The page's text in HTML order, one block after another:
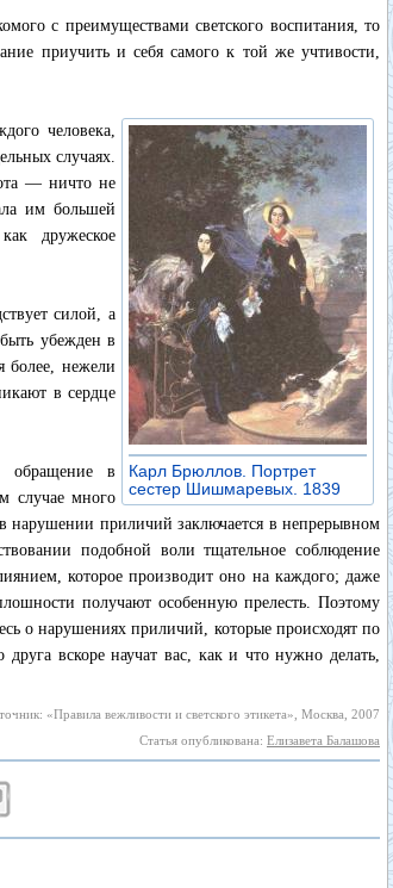
с преимуществами светского воспитания, то
приучить и себя самого к той же учтивости,
Карл Брюллов. Портрет
сестер Шишмаревых. 1839
человека,
случаях.
— ничто не
им большей
дружеское
силой, а
убежден в
более, нежели
в сердце
обращение в
случае много
нарушении приличий заключается в непрерывном
подобной воли тщательное соблюдение
которое производит оно на каждого; даже
получают особенную прелесть. Поэтому
о нарушениях приличий, которые происходят по
вскоре научат вас, как и что нужно делать,
«Правила вежливости и светского этикета», Москва, 2007
Статья опубликована: Елизавета Балашова